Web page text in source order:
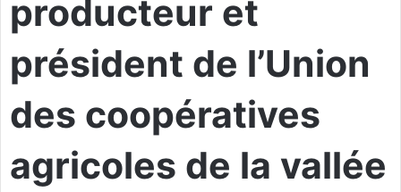
producteur et
président de l’Union
des coopératives
agricoles de la vallée